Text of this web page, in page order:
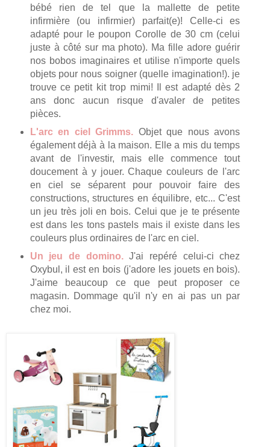
bébé rien de tel que la mallette de petite
infirmière (ou infirmier) parfait(e)! Celle-ci es
adapté pour le poupon Corolle de 30 cm (celui
juste à côté sur ma photo). Ma fille adore guérir
nos bobos imaginaires et utilise n'importe quels
objets pour nous soigner (quelle imagination!). je
trouve ce petit kit trop mimi! Il est adapté dès 2
ans donc aucun risque d'avaler de petites
pièces.
L'arc en ciel Grimms. Objet que nous avons
également déjà à la maison. Elle a mis du temps
avant de l'investir, mais elle commence tout
doucement à y jouer. Chaque couleurs de l'arc
en ciel se séparent pour pouvoir faire des
constructions, structures en équilibre, etc... C'est
un jeu très joli en bois. Celui que je te présente
est dans les tons pastels mais il existe dans les
couleurs plus ordinaires de l'arc en ciel.
Un jeu de domino.J'ai repéré celui-ci chez
Oxybul, il est en bois (j'adore les jouets en bois).
J'aime beaucoup ce que peut proposer ce
magasin. Dommage qu'il n'y en ai pas un par
chez moi.